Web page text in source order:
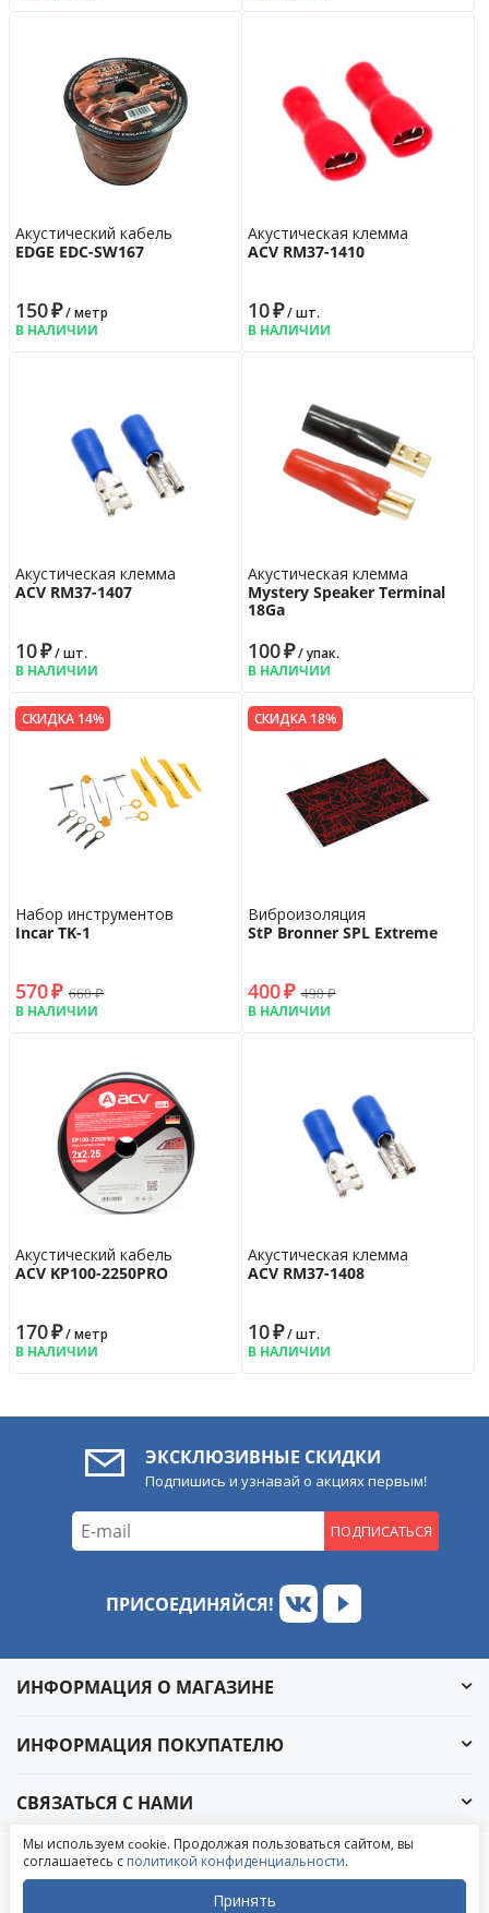
Акустический кабель
EDGE EDC-SW167
150₽/ метр
В НАЛИЧИИ
Акустическая клемма
ACV RM37-1410
10₽/ шт.
В НАЛИЧИИ
Акустическая клемма
ACV RM37-1407
10₽/ шт.
В НАЛИЧИИ
Акустическая клемма
Mystery Speaker Terminal
18Ga
100₽/ упак.
В НАЛИЧИИ
СКИДКА 14%
Набор инструментов
Incar TK-1
570₽ 660₽
В НАЛИЧИИ
СКИДКА 18%
Виброизоляция
StP Bronner SPL Extreme
400₽ 490₽
В НАЛИЧИИ
Акустический кабель
ACV KP100-2250PRO
170₽/ метр
В НАЛИЧИИ
Акустическая клемма
ACV RM37-1408
10₽/ шт.
В НАЛИЧИИ
ЭКСКЛЮЗИВНЫЕ СКИДКИ
Подпишись и узнавай о акциях первым!
ПОДПИСАТЬСЯ
ПРИСОЕДИНЯЙСЯ!
ИНФОРМАЦИЯ О МАГАЗИНЕ
ИНФОРМАЦИЯ ПОКУПАТЕЛЮ
СВЯЗАТЬСЯ С НАМИ
© 2004-2026 «УралАвтоСаунд»
Написать в ВКонтакте
Написать в MAX
Мы используем cookie. Продолжая пользоваться сайтом, вы
соглашаетесь с политикой конфиденциальности.
Принять